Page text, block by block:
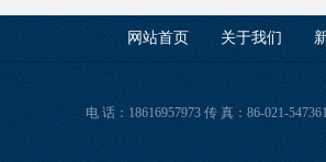
网站首页 关于我们
电 话：18616957973 传 真：86-021-